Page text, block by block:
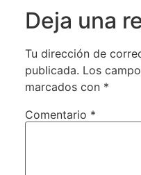
Deja una
Tu dirección de
publicada. Los
marcados con *
Comentario *